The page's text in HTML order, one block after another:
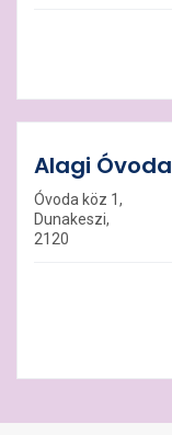
Alagi Óvoda
Óvoda köz 1,
Dunakeszi,
2120